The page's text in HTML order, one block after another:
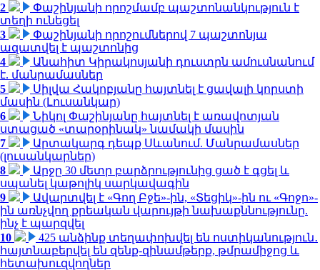
2
Փաշինյանի որոշմամբ պաշտոնանկություն է
տեղի ունեցել
3
Փաշինյանի որոշումներով 7 պաշտոնյա
ազատվել է պաշտոնից
4
Անահիտ Կիրակոսյանի դուստրն ամուսնանում
է. մանրամասներ
5
Սիլվա Հակոբյանը հայտնել է ցավալի կորստի
մասին (Լուսանկար)
6
Նիկոլ Փաշինյանը հայտնել է առավոտյան
ստացած «տարօրինակ» նամակի մասին
7
Արտակարգ դեպք Սևանում. Մանրամասներ
(լուսանկարներ)
8
Արջը 30 մետր բարձրությունից ցած է գցել և
սպանել կաթոլիկ սարկավագին
9
Ավարտվել է «Գող Բջե»-ին, «Տեցիկ»-ին ու «Գոջո»-
ին առնչվող քրեական վարույթի նախաքննությունը.
ինչ է պարզվել
10
425 անձինք տեղափոխվել են ոստիկանություն․
հայտնաբերվել են զենք-զինամթերք, թմրամիջոց և
հետախուզվողներ